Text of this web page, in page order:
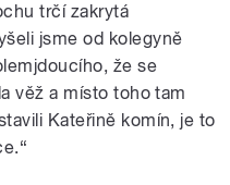
trčí zakrytá
jsme od kolegyně
že se
věž a místo toho tam
Kateřině komín, je to